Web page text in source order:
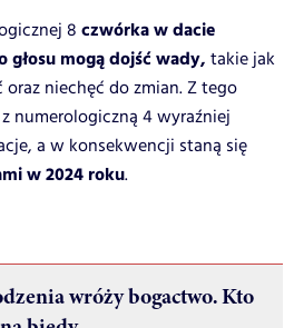
8 czwórka w dacie
mogą dojść wady, takie jak
niechęć do zmian. Z tego
numerologiczną 4 wyraźniej
a w konsekwencji staną się
w 2024 roku.
wróży bogactwo. Kto